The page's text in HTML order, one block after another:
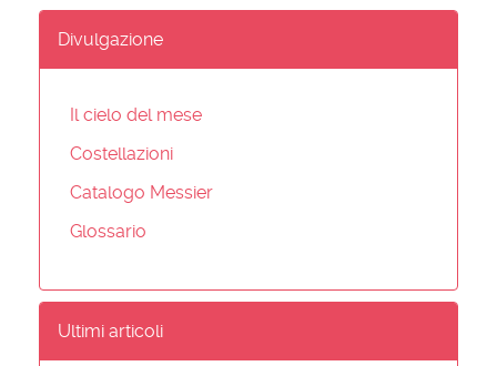
Divulgazione
Il cielo del mese
Costellazioni
Catalogo Messier
Glossario
Ultimi articoli